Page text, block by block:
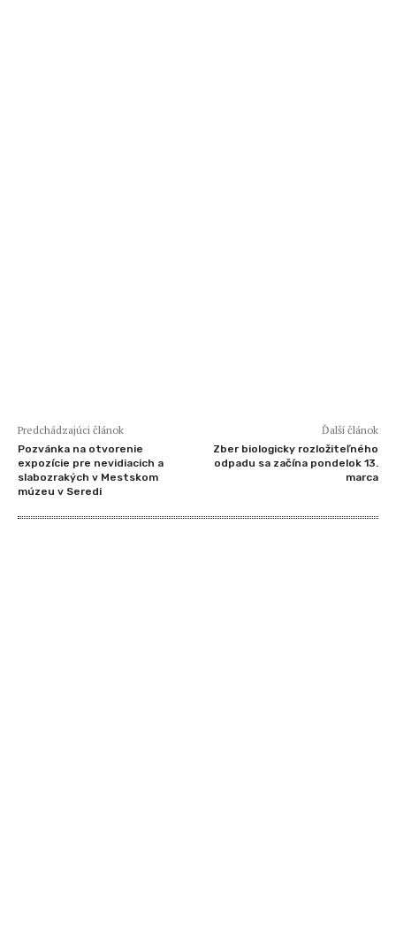
Predchádzajúci článok
Pozvánka na otvorenie
expozície pre nevidiacich a
slabozrakých v Mestskom
múzeu v Seredi
Ďalší článok
Zber biologicky rozložiteľného
odpadu sa začína pondelok 13.
marca